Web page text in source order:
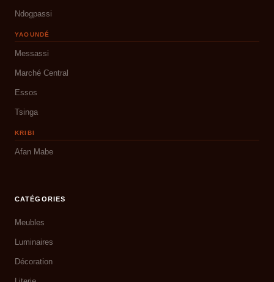
Ndogpassi
YAOUNDÉ
Messassi
Marché Central
Essos
Tsinga
KRIBI
Afan Mabe
CATÉGORIES
Meubles
Luminaires
Décoration